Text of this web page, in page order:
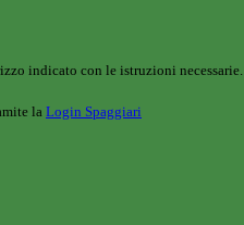
indicato con le istruzioni necessarie.
la Login Spaggiari